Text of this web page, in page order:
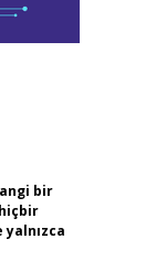
bir
yalnızca